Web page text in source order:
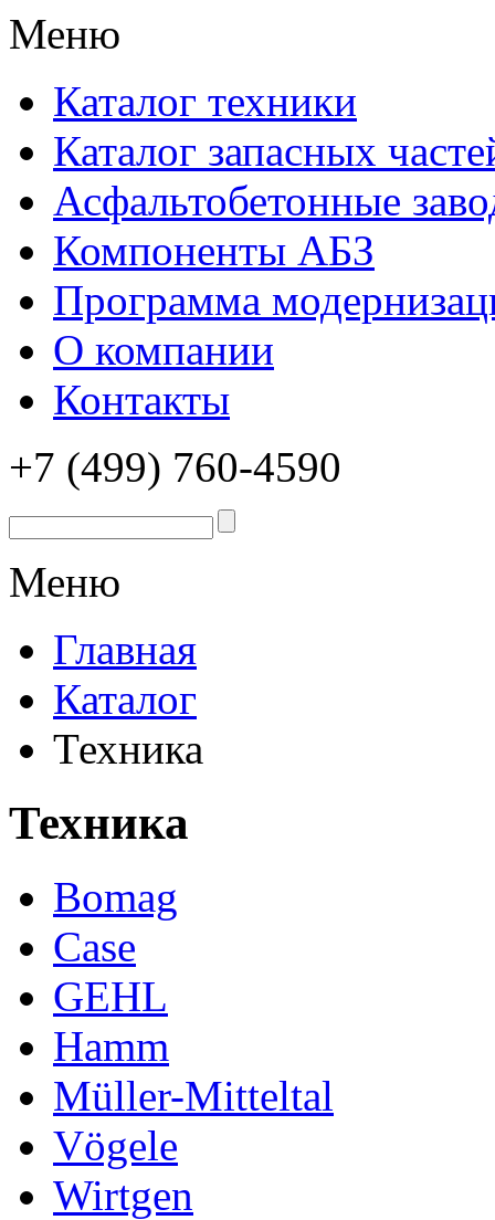
Меню
Каталог техники
Каталог запасных
Асфальтобетонные
Компоненты АБЗ
Программа
О компании
Контакты
+7 (499) 760-4590
Меню
Главная
Каталог
Техника
Техника
Bomag
Case
GEHL
Hamm
Müller-Mitteltal
Vögele
Wirtgen